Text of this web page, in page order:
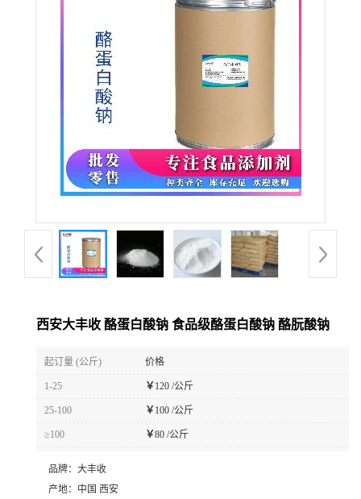
西安大丰收 酪蛋白酸钠 食品级酪蛋白酸钠 酪朊酸钠
起订量 (公斤) 价格
1-25 ￥120 /公斤
25-100 ￥100 /公斤
≥100 ￥80 /公斤
品牌： 大丰收
产地： 中国 西安